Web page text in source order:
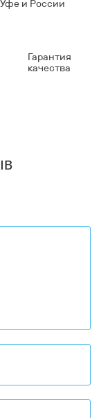
и России
Гарантия
качества